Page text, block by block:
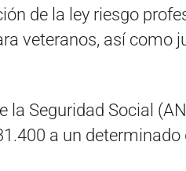
de la ley riesgo
veteranos, así como
Seguridad Social
a un determinado